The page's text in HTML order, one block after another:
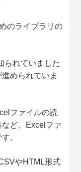
のライブラリの
られていました
められていま
ファイルの読
ど、Excelファ
。
やHTML形式